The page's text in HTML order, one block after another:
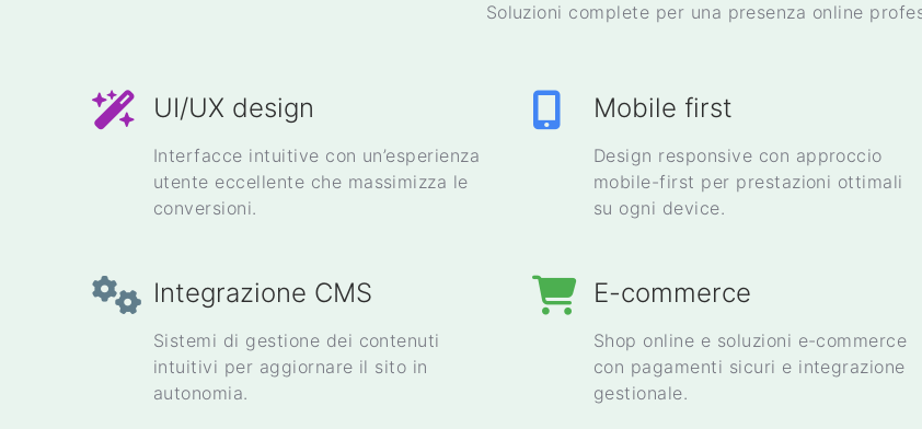
Soluzioni complete per una presenza online
UI/UX design
Interfacce intuitive con un’esperienza
utente eccellente che massimizza le
conversioni.
Mobile first
Design responsive con approccio
mobile-first per prestazioni ottimali
su ogni device.
Integrazione CMS
Sistemi di gestione dei contenuti
intuitivi per aggiornare il sito in
autonomia.
E-commerce
Shop online e soluzioni e-commerce
con pagamenti sicuri e integrazione
gestionale.